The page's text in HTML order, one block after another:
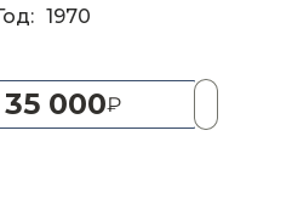
1970
35 000